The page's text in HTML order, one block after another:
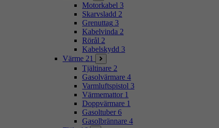
Motorkabel 3
Skarvsladd 2
Grenuttag 3
Kabelvinda 2
Rörål 2
Kabelskydd 3
Värme 21
Tjältinare 2
Gasolvärmare 4
Varmluftspistol 3
Värmemattor 1
Doppvärmare 1
Gasoltuber 6
Gasolbrännare 4